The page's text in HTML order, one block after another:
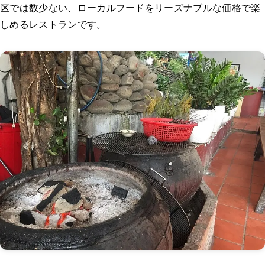
区では数少ない、ローカルフードをリーズナブルな価格で楽
しめるレストランです。